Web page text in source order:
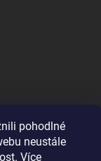
pohodlné
neustále
Více